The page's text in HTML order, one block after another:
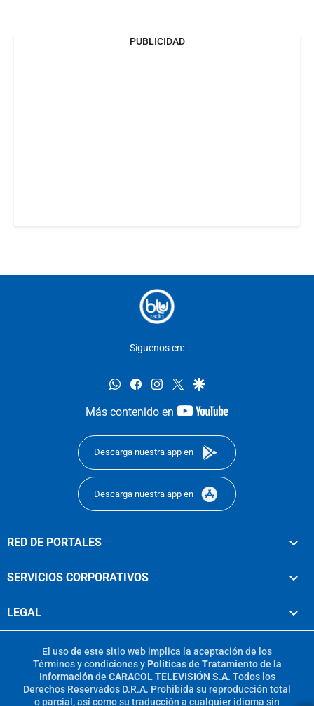
PUBLICIDAD
Síguenos en:
whatsappfacebookinstagram
twittergoogle
Más contenido en
youtube-
Descarga nuestra app en
Descarga nuestra app en
RED DE PORTALES
SERVICIOS CORPORATIVOS
LEGAL
El uso de este sitio web implica la aceptación de los
Términos y condicionesy Políticas de Tratamiento de la
Información de CARACOL TELEVISIÓN S.A. Todos los
Derechos Reservados D.R.A. Prohibida su reproducción total
o parcial, así como su traducción a cualquier idioma sin